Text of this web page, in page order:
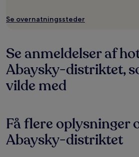
Se overnatningssteder
Se anmeldelser af
Abaysky-distriktet,
vilde med
Få flere oplysninger
Abaysky-distriktet